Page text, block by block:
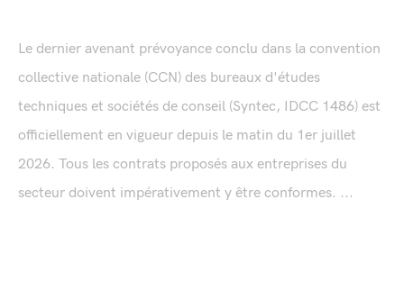
Le dernier avenant prévoyance conclu dans la convention
collective nationale (CCN) des bureaux d'études
techniques et sociétés de conseil (Syntec, IDCC 1486) est
officiellement en vigueur depuis le matin du 1er juillet
2026. Tous les contrats proposés aux entreprises du
secteur doivent impérativement y être conformes. ...